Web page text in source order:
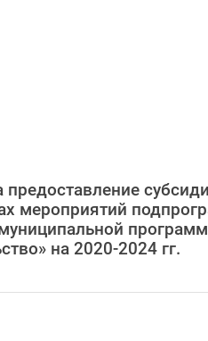
мероприятий
муниципальной
на 2020-2024 гг.